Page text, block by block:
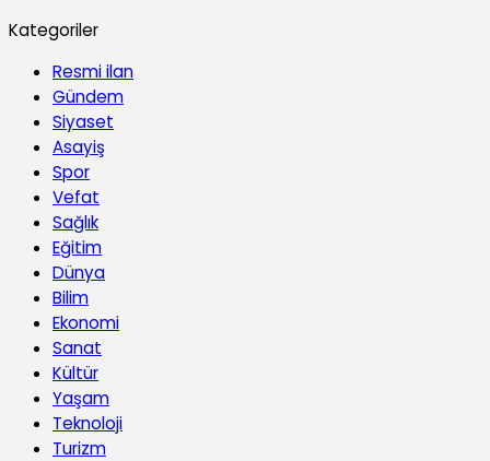
Kategoriler
Resmi ilan
Gündem
Siyaset
Asayiş
Spor
Vefat
Sağlık
Eğitim
Dünya
Bilim
Ekonomi
Sanat
Kültür
Yaşam
Teknoloji
Turizm